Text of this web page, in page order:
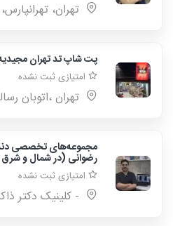
تهران،
پت شاپ تد تهران
امتیازی ثبت نشده
تهران ،اتوبان
مجموعه‌های تخصصی
رضوانی (در شمال و شرق
امتیازی ثبت نشده
- کلینیک دکتر